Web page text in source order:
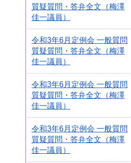
質疑質問・答弁全文（梅澤
佳一議員）
令和3年6月定例会 一般質問
質疑質問・答弁全文（梅澤
佳一議員）
令和3年6月定例会 一般質問
質疑質問・答弁全文（梅澤
佳一議員）
令和3年6月定例会 一般質問
質疑質問・答弁全文（梅澤
佳一議員）